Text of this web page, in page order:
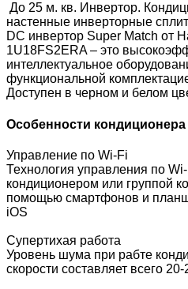
До 25 м. кв. Инвертор.
настенные инверторные
DC инвертор Super Match от
1U18FS2ERA – это
интеллектуальное
функциональной
Доступен в черном и белом
Особенности кондиционера
Управление по Wi-Fi
Технология управления по
кондиционером или группой
помощью смартфонов и
iOS
Супертихая работа
Уровень шума при рабте
скорости составляет всего